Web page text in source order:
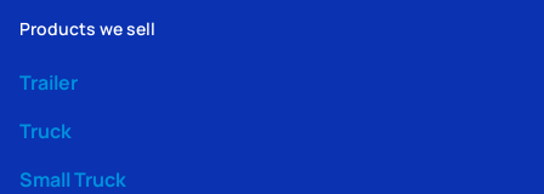
Products we sell
Trailer
Truck
Small Truck